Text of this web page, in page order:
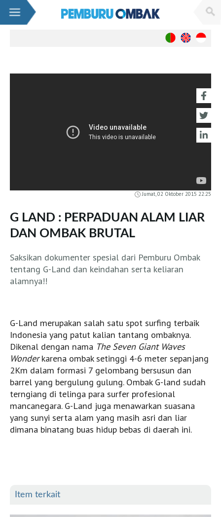
Krui / Mandiri
Panaitan Islands
Cimaja
Batukaras
Pacitan
G Land
Kuta e Kuta Reef (LIVE)
Balangan (LIVE)
Bingin (LIVE)
Keramas (LIVE)
Uluwatu (LIVE)
Lombok
Grupuk
Jumat, 02 Oktober 2015 22:25
G LAND : PERPADUAN ALAM LIAR
DAN OMBAK BRUTAL
Saksikan dokumenter spesial dari Pemburu Ombak
tentang G-Land dan keindahan serta keliaran
alamnya!!
G-Land merupakan salah satu spot surfing terbaik
Indonesia yang patut kalian tantang ombaknya.
Dikenal dengan nama The Seven Giant Waves
Wonderkarena ombak setinggi 4-6 meter sepanjang
2Km dalam formasi 7 gelombang bersusun dan
barrel yang bergulung gulung. Ombak G-land sudah
terngiang di telinga para surfer profesional
mancanegara. G-Land juga menawarkan suasana
yang sunyi serta alam yang masih asri dan liar
dimana binatang buas hidup bebas di daerah ini.
Item terkait